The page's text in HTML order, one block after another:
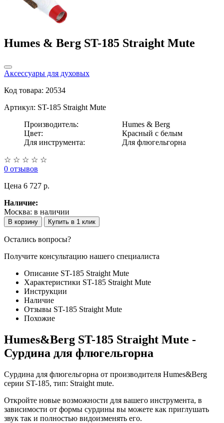
Humes & Berg ST-185 Straight Mute
Аксессуары для духовых
Код товара: 20534
Артикул: ST-185 Straight Mute
Производитель:
Humes & Berg
Цвет:
Красный с белым
Для инструмента:
Для флюгельгорна
☆ ☆ ☆ ☆ ☆
0 отзывов
Цена 6 727 p.
Наличие:
Москва: в наличии
В корзину Купить в 1 клик
Остались вопросы?
Получите консультацию нашего специалиста
Описание ST-185 Straight Mute
Характеристики ST-185 Straight Mute
Инструкции
Наличие
Отзывы ST-185 Straight Mute
Похожие
Humes&Berg ST-185 Straight Mute -
Сурдина для флюгельгорна
Cурдина для флюгельгорна от производителя Humes&Berg
серии ST-185, тип: Straight mute.
Откройте новые возможности для вашего инструмента, в
зависимости от формы сурдины вы можете как приглушать
звук так и полностью видоизменять его.